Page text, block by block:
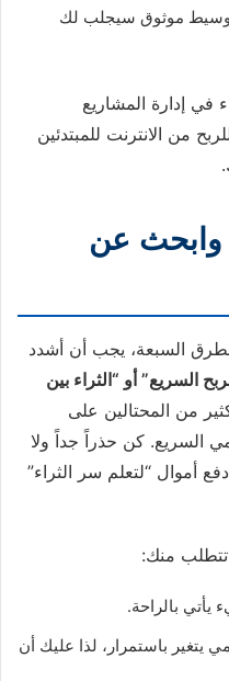
موثوق سيجلب لك
في إدارة المشاريع
من الانترنت للمبتدئين
وابحث عن
السبعة، يجب أن أشدد
السريع” أو “الثراء بين
من المحتالين على
السريع. كن حذراً جداً ولا
“لتعلم سر الثراء”
منك:
يأتي بالراحة.
يتغير باستمرار، لذا عليك أن